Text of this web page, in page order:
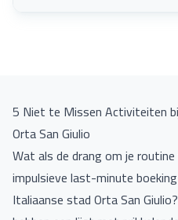
5 Niet te Missen Activiteiten
Orta San Giulio
Wat als de drang om je
impulsieve last-minute
Italiaanse stad Orta San